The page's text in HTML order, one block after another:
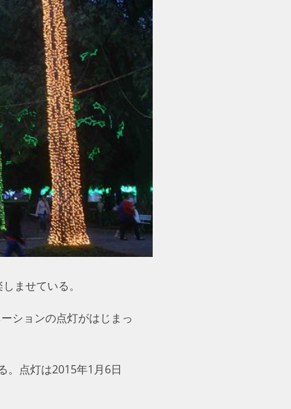
ませている。
ションの点灯がはじまっ
。点灯は2015年1月6日